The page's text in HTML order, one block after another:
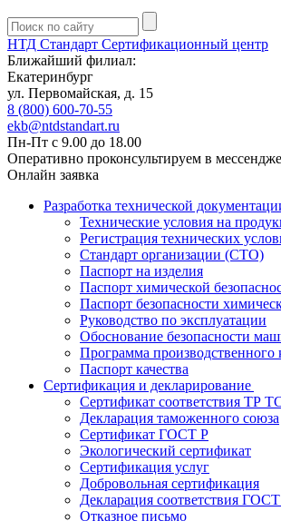
НТД Стандарт Сертификационный центр
Ближайший филиал:
Екатеринбург
ул. Первомайская, д. 15
8 (800) 600-70-55
ekb@ntdstandart.ru
Пн-Пт с 9.00 до 18.00
Оперативно проконсультируем в
Онлайн заявка
Разработка технической
Технические условия на
Регистрация технических
Стандарт организации (СТО)
Паспорт на изделия
Паспорт химической
Паспорт безопасности
Руководство по эксплуатации
Обоснование безопасности
Программа производственного
Паспорт качества
Сертификация и декларирование
Сертификат соответствия ТР
Декларация таможенного союза
Сертификат ГОСТ Р
Экологический сертификат
Сертификация услуг
Добровольная сертификация
Декларация соответствия
Отказное письмо